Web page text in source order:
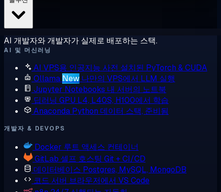
AI 개발자와 개발자가 실제로 배포하는 스택.
AI 및 머신러닝
AI VPS용 인공지능 사전 설치된 PyTorch & CUDA
Ollama New 나만의 VPS에서 LLM 실행
Jupyter Notebooks 내 서버의 노트북
딥러닝 GPU L4, L40S, H100에서 학습
Anaconda Python 데이터 스택, 준비됨
개발자 & DEVOPS
Docker 루트 액세스 컨테이너
GitLab 셀프 호스팅 Git + CI/CD
데이터베이스 Postgres, MySQL, MongoDB
코드 서버 브라우저에서 VS Code